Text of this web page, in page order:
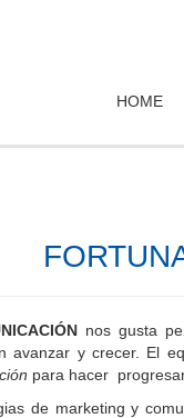
HOME
nos gusta
avanzar y crecer. El
para hacer
de marketing y